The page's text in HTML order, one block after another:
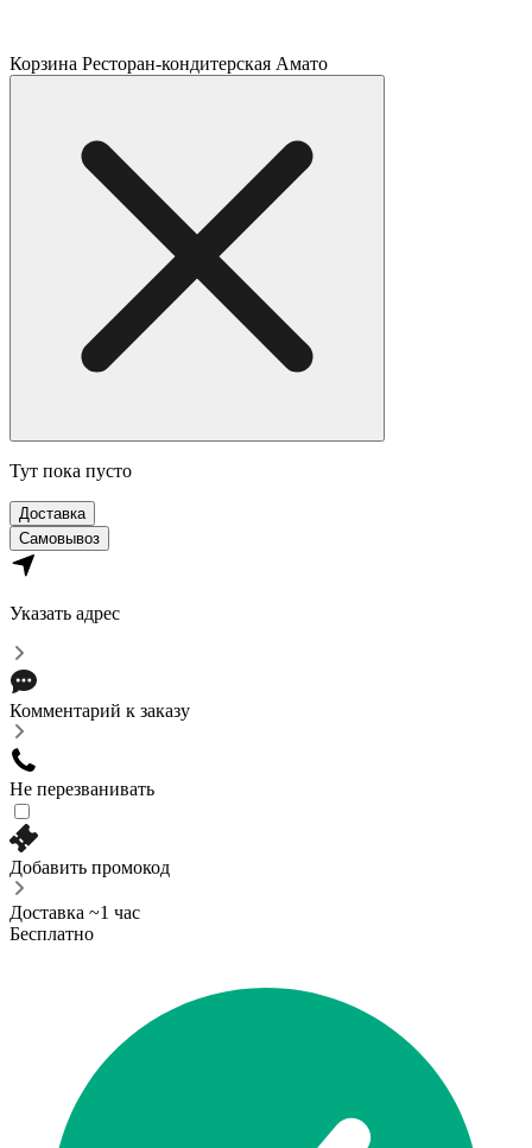
Корзина Ресторан-кондитерская Амато
Тут пока пусто
Доставка
Самовывоз
Указать адрес
Комментарий к заказу
Не перезванивать
Добавить промокод
Доставка ~1 час
Бесплатно